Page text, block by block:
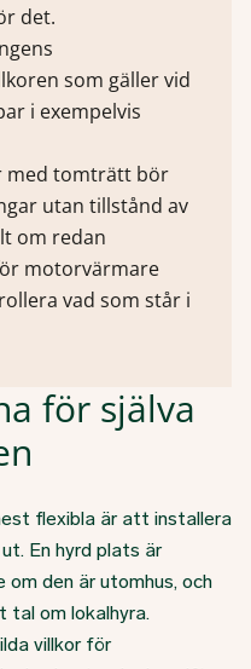
det.
som gäller vid
i exempelvis
med tomträtt bör
utan tillstånd av
om redan
motorvärmare
vad som står i
för själva
flexibla är att installera
En hyrd plats är
den är utomhus, och
tal om lokalhyra.
villkor för